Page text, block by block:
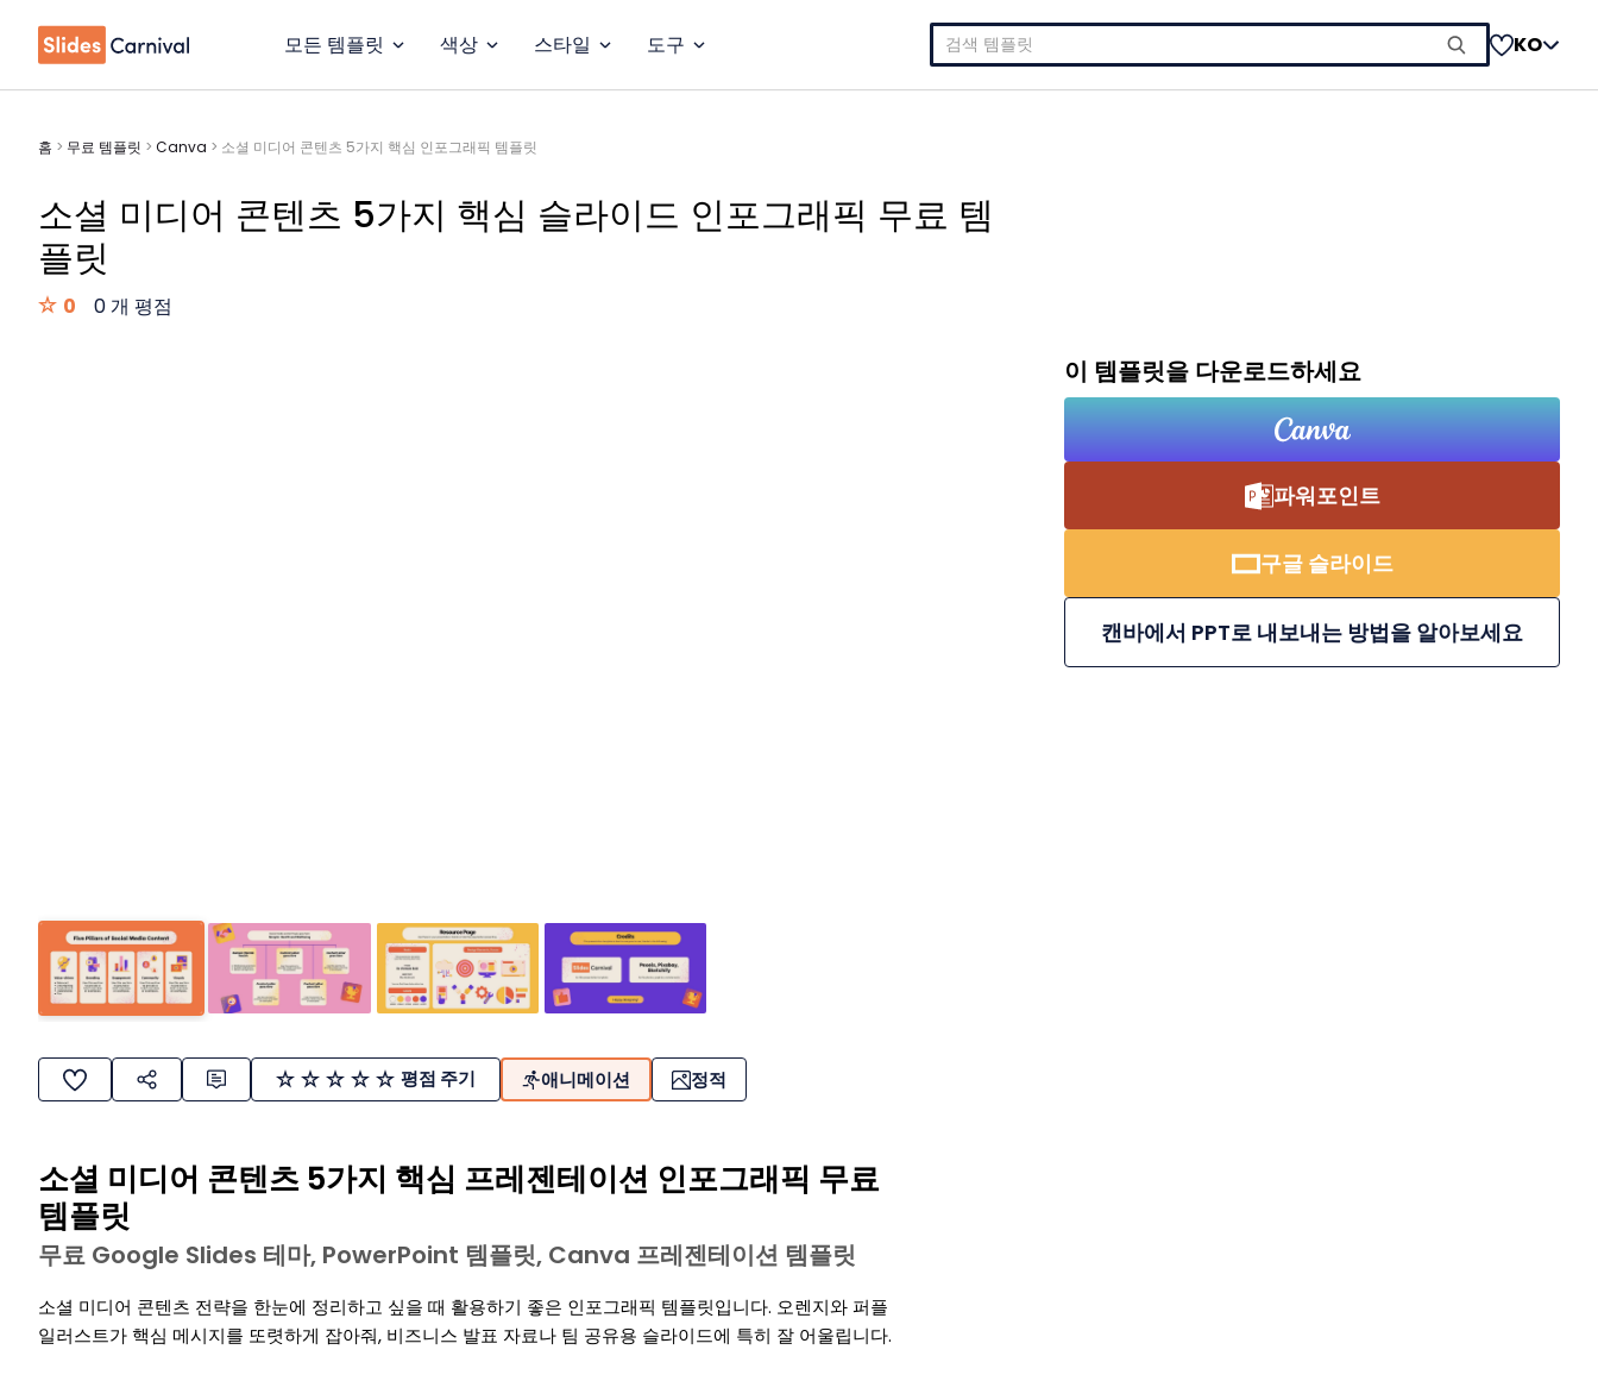
모든 템플릿 색상 스타일 도구
색:
KO
홈 > 무료 템플릿 > Canva > 소셜 미디어 콘텐츠 5가지 핵심 인포그래픽 템플릿
소셜 미디어 콘텐츠 5가지 핵심 슬라이드 인포그래픽 무료 템
플릿
0 0 개 평점
평점 주기 애니메이션 정적
소셜 미디어 콘텐츠 5가지 핵심 프레젠테이션 인포그래픽 무료
템플릿
무료 Google Slides 테마, PowerPoint 템플릿, Canva 프레젠테이션 템플릿
소셜 미디어 콘텐츠 전략을 한눈에 정리하고 싶을 때 활용하기 좋은 인포그래픽 템플릿입니다. 오렌지와 퍼플
일러스트가 핵심 메시지를 또렷하게 잡아줘, 비즈니스 발표 자료나 팀 공유용 슬라이드에 특히 잘 어울립니다.
이 템플릿을 다운로드하세요
파워포인트
구글 슬라이드
캔바에서 PPT로 내보내는 방법을 알아보세요